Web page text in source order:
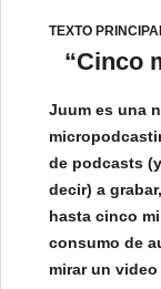
TEXTO
“Cinco
Juum es una
de podcasts
decir) a
hasta cinco
consumo de
mirar un